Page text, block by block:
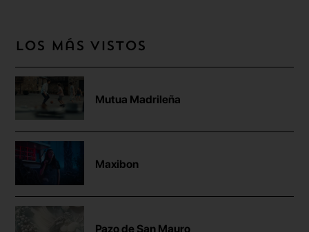
Los más vistos
Mutua Madrileña
Maxibon
Pazo de San Mauro